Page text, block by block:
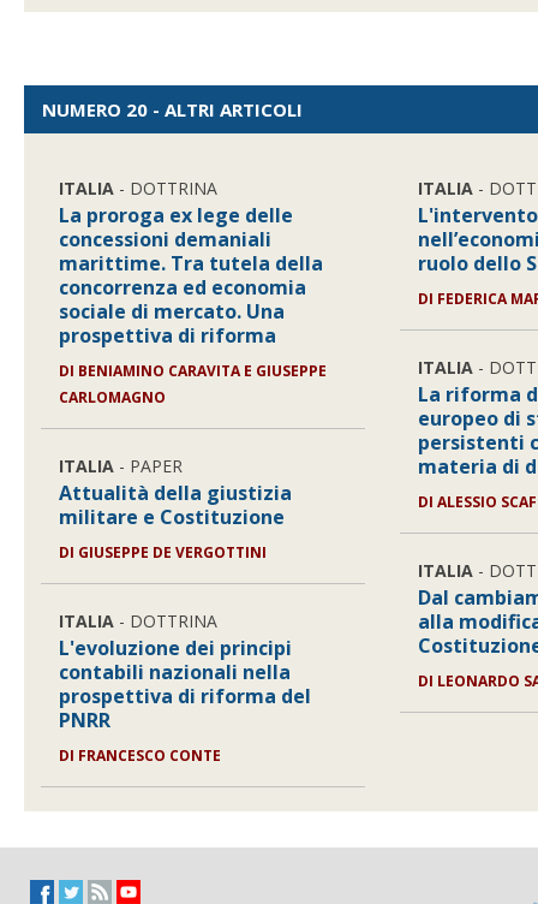
NUMERO 20 - ALTRI ARTICOLI
ITALIA - DOTTRINA
La proroga ex lege delle
concessioni demaniali
marittime. Tra tutela della
concorrenza ed economia
sociale di mercato. Una
prospettiva di riforma
DI BENIAMINO CARAVITA E GIUSEPPE
CARLOMAGNO
ITALIA - PAPER
Attualità della giustizia
militare e Costituzione
DI GIUSEPPE DE VERGOTTINI
ITALIA - DOTTRINA
L'evoluzione dei principi
contabili nazionali nella
prospettiva di riforma del
PNRR
DI FRANCESCO CONTE
ITALIA -
ruolo dello
DI FEDERICA
ITALIA -
La riforma
europeo di
persistenti
materia di
DIALESSIO
ITALIA -
Dal
alla
DI LEONARDO